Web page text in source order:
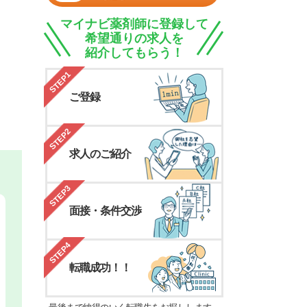
マイナビ薬剤師に登録して
希望通りの求人を
紹介してもらう！
STEP1
ご登録
STEP2
求人のご紹介
STEP3
面接・条件交渉
STEP4
転職成功！！